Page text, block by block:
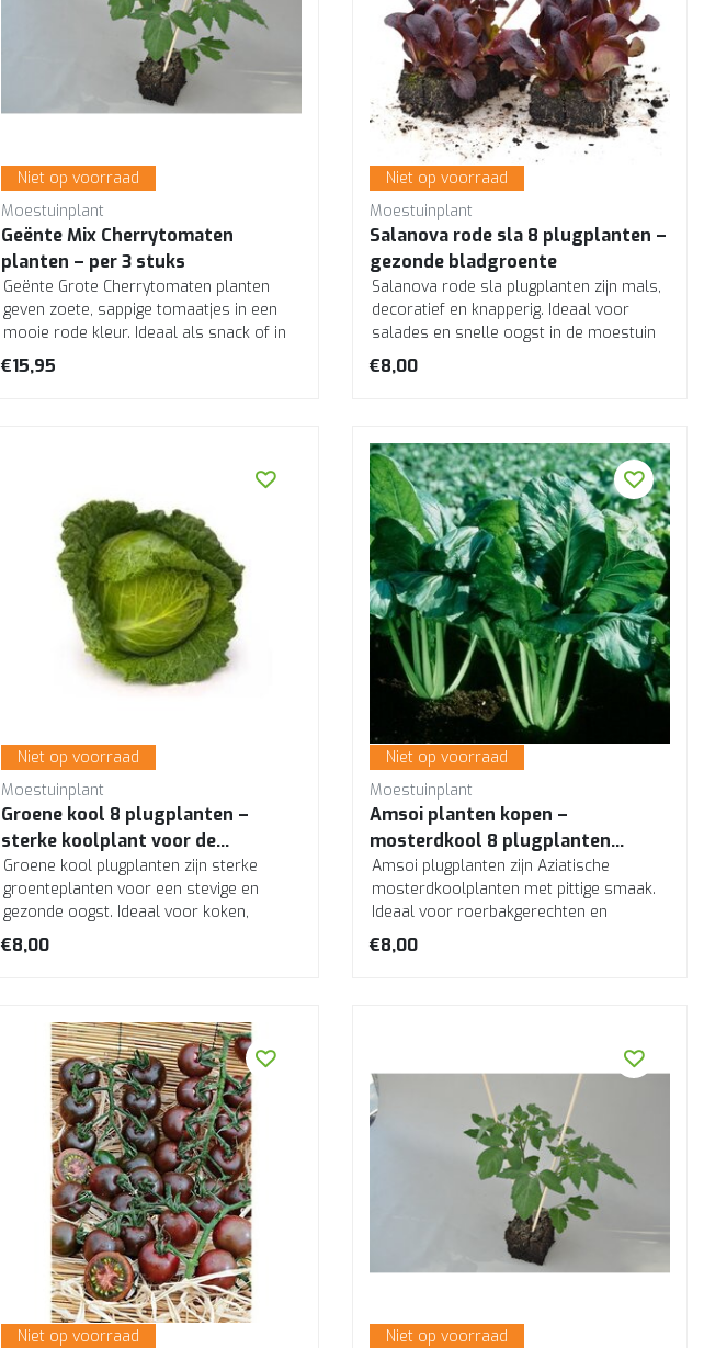
Niet op voorraad
Moestuinplant
Geënte Mix Cherrytomaten
planten – per 3 stuks
Geënte Grote Cherrytomaten planten
geven zoete, sappige tomaatjes in een
mooie rode kleur. Ideaal als snack of in
salade...
€15,95
Niet op voorraad
Moestuinplant
Salanova rode sla 8 plugplanten –
gezonde bladgroente
Salanova rode sla plugplanten zijn mals,
decoratief en knapperig. Ideaal voor
salades en snelle oogst in de moestuin
of ...
€8,00
Niet op voorraad
Moestuinplant
Groene kool 8 plugplanten –
sterke koolplant voor de
moestuin
Groene kool plugplanten zijn sterke
groenteplanten voor een stevige en
gezonde oogst. Ideaal voor koken,
roerbakken en s...
€8,00
Niet op voorraad
Moestuinplant
Amsoi planten kopen –
mosterdkool 8 plugplanten
moestuin
Amsoi plugplanten zijn Aziatische
mosterdkoolplanten met pittige smaak.
Ideaal voor roerbakgerechten en
salades. Makkeli...
€8,00
Niet op voorraad
Niet op voorraad